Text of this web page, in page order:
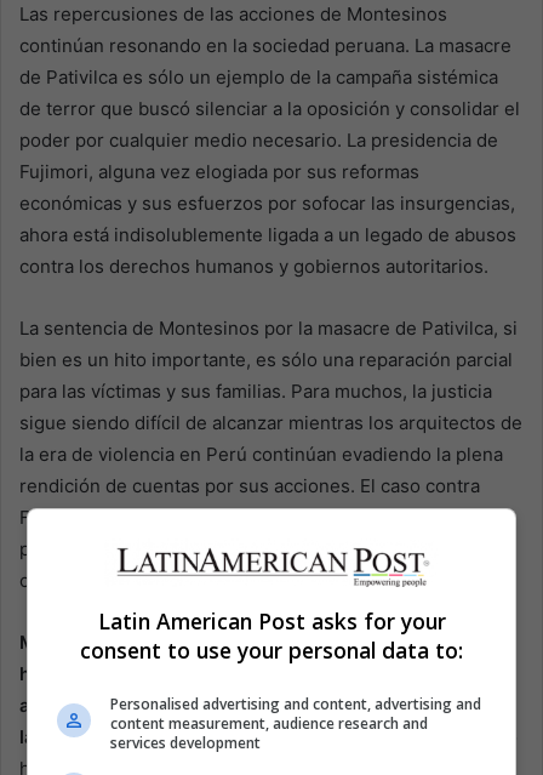
Las repercusiones de las acciones de Montesinos
continúan resonando en la sociedad peruana. La masacre
de Pativilca es sólo un ejemplo de la campaña sistémica
de terror que buscó silenciar a la oposición y consolidar el
poder por cualquier medio necesario. La presidencia de
Fujimori, alguna vez elogiada por sus reformas
económicas y sus esfuerzos por sofocar las insurgencias,
ahora está indisolublemente ligada a un legado de abusos
contra los derechos humanos y gobiernos autoritarios.
La sentencia de Montesinos por la masacre de Pativilca, si
bien es un hito importante, es sólo una reparación parcial
para las víctimas y sus familias. Para muchos, la justicia
sigue siendo difícil de alcanzar mientras los arquitectos de
la era de violencia en Perú continúan evadiendo la plena
rendición de cuentas por sus acciones. El caso contra
Fujimori y la posibilidad de su condena representan una
prueba crucial para el sistema judicial de Perú y su
compromiso de defender el estado de derecho.
Mientras Perú lidia con las sombras de su pasado, la
historia de Vladimiro Montesinos sirve como una
advertencia sobre los peligros del poder desenfrenado y
la corrosión de las instituciones democráticas.
hacia la reconciliación y la curación está plagado de
Latin American Post asks for your
consent to use your personal data to:
Personalised advertising and content, advertising and
content measurement, audience research and
services development